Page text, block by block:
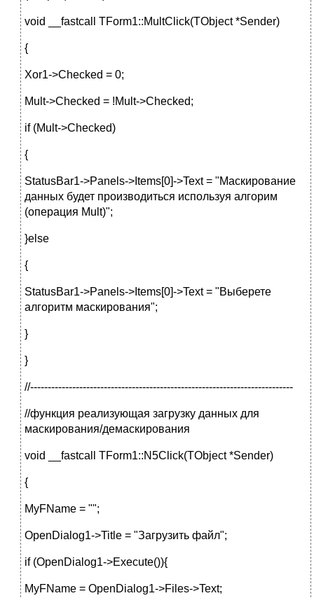
void __fastcall TForm1::MultClick(TObject *Sender)
{
Xor1->Checked = 0;
Mult->Checked = !Mult->Checked;
if (Mult->Checked)
{
StatusBar1->Panels->Items[0]->Text = "Маскирование
данных будет производиться используя алгорим
(операция Mult)";
}else
{
StatusBar1->Panels->Items[0]->Text = "Выберете
алгоритм маскирования";
}
}
//---------------------------------------------------------------------------
//функция реализующая загрузку данных для
маскирования/демаскирования
void __fastcall TForm1::N5Click(TObject *Sender)
{
MyFName = "";
OpenDialog1->Title = "Загрузить файл";
if (OpenDialog1->Execute()){
MyFName = OpenDialog1->Files->Text;